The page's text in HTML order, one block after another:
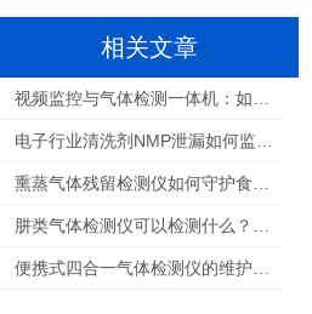
相关文章